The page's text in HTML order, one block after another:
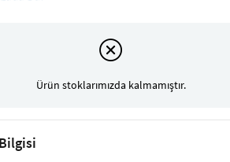
Ürün stoklarımızda kalmamıştır.